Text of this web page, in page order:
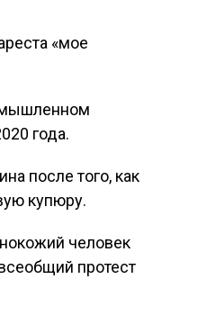
«мое
года.
после того, как
купюру.
человек
протест